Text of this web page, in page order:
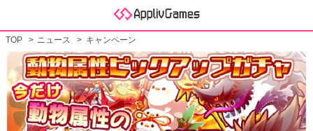
TOP ニュース キャンペーン